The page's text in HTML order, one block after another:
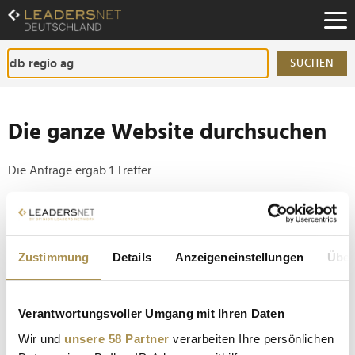
Zustimmung Details Anzeigeneinstellungen
Verantwortungsvoller Umgang mit Ihren Daten
Wir und unsere 58 Partner verarbeiten Ihre persönlichen
Zum
Inhalt
Zur
Fußzeilen-
Navigation
SUCHEN
Die ganze Website durchsuchen
Die Anfrage ergab 1 Treffer.
Tipp
Setzen Sie die gesuchten Wörter zwischen
Anführungszeichen: zb "Vorname Nachname".
Evelyn Palla als neue Vorstandsvorsitzende
vorgestellt